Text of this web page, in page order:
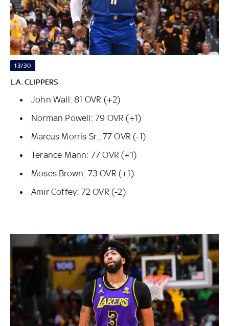
13/30
L.A. CLIPPERS
John Wall: 81 OVR (+2)
Norman Powell: 79 OVR (+1)
Marcus Morris Sr.: 77 OVR (-1)
Terance Mann: 77 OVR (+1)
Moses Brown: 73 OVR (+1)
Amir Coffey: 72 OVR (-2)